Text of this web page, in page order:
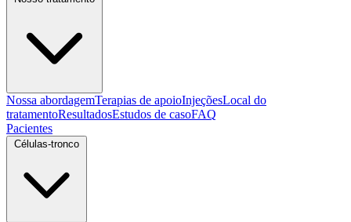
Nossa abordagemTerapias de apoioInjeçõesLocal do
tratamentoResultadosEstudos de casoFAQ
Pacientes